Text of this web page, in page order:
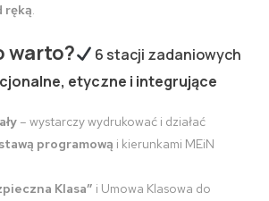
ręką.
warto?
6 stacji zadaniowych
etyczne i integrujące
– wystarczy wydrukować i działać
programową i kierunkami MEiN
Klasa” i Umowa Klasowa do